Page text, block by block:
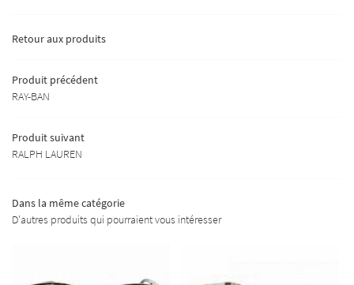
AVIS
CONTACT
Retour aux produits
Produit précédent
RAY-BAN
Produit suivant
RALPH LAUREN
Dans la même catégorie
D'autres produits qui pourraient vous intéresser